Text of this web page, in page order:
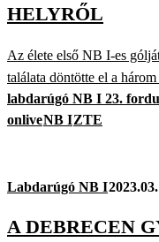
HELYRŐL
Az élete első NB I-es
találata döntötte el a
labdarúgó NB I 23.
onliveNB IZTE
Labdarúgó NB I
A DEBRECEN